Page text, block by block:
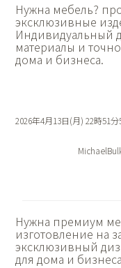
Нужна мебель?
эксклюзивные
Индивидуальный
материалы и
дома и бизнеса.
2026年4月13日(月) 22時51分
Нужна премиум
изготовление на
эксклюзивный
для дома и